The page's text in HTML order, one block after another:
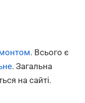
. Всього є
. Загальна
на сайті.